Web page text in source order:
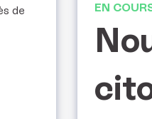
de
EN